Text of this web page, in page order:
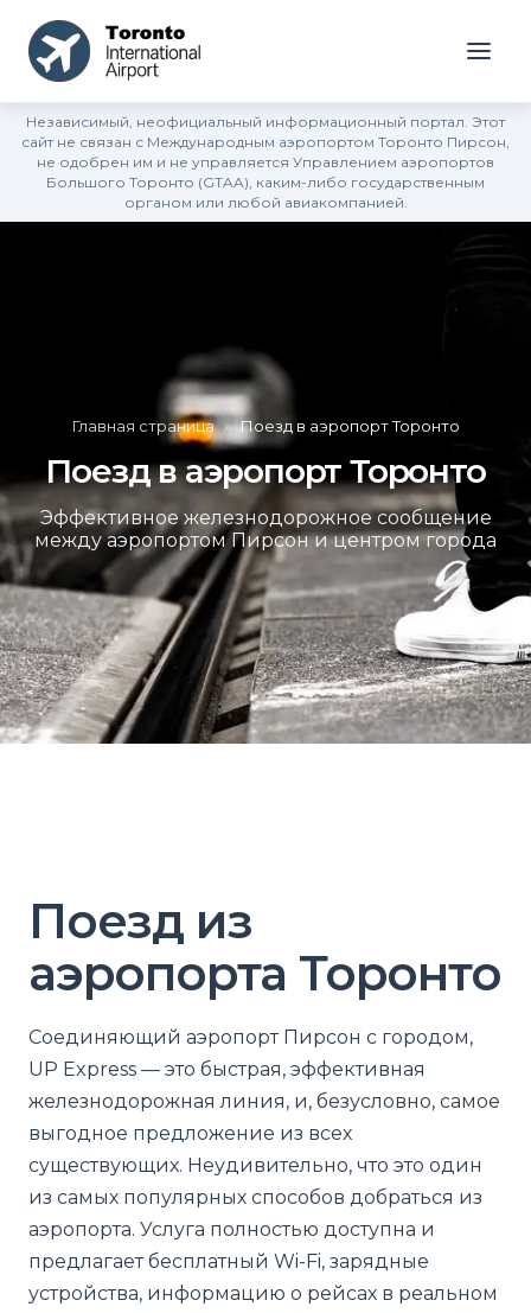
Независимый, неофициальный информационный портал. Этот
сайт не связан с Международным аэропортом Торонто Пирсон,
не одобрен им и не управляется Управлением аэропортов
Большого Торонто (GTAA), каким-либо государственным
органом или любой авиакомпанией.
Главная страница » Поезд в аэропорт Торонто
Поезд в аэропорт Торонто
Эффективное железнодорожное сообщение
между аэропортом Пирсон и центром города
Поезд из
аэропорта Торонто
Соединяющий аэропорт Пирсон с городом,
UP Express — это быстрая, эффективная
железнодорожная линия, и, безусловно, самое
выгодное предложение из всех
существующих. Неудивительно, что это один
из самых популярных способов добраться из
аэропорта. Услуга полностью доступна и
предлагает бесплатный Wi-Fi, зарядные
устройства, информацию о рейсах в реальном